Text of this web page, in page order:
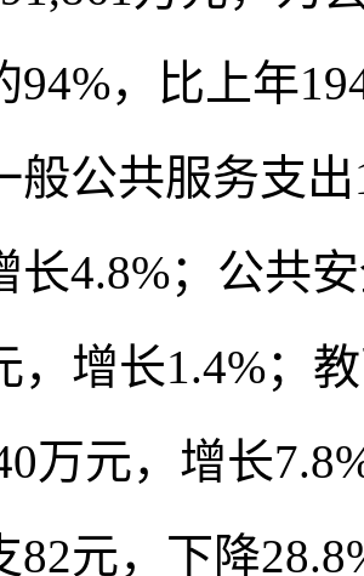
94%，比上年
般公共服务支
长4.8%；公共
，增长1.4%；
万元，增长
82元，下降